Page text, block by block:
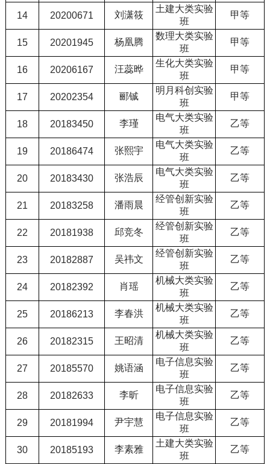
14 20200671 刘潇筱
土建大类实验
班
甲等
15 20201945 杨凰腾
数理大类实验
班
甲等
16 20206167 汪蕊晔
生化大类实验
班
甲等
17 20202354 郦铖
明月科创实验
班
甲等
18 20183450 李瑾
电气大类实验
班
乙等
19 20186474 张熙宇
电气大类实验
班
乙等
20 20183430 张浩辰
电气大类实验
班
乙等
21 20183258 潘雨晨
经管创新实验
班
乙等
22 20181938 邱竞冬
经管创新实验
班
乙等
23 20182887 吴祎文
经管创新实验
班
乙等
24 20182392 肖瑶
机械大类实验
班
乙等
25 20186213 李春洪
机械大类实验
班
乙等
26 20182315 王昭清
机械大类实验
班
乙等
27 20185570 姚语涵
电子信息实验
班
乙等
28 20182633 李昕
电子信息实验
班
乙等
29 20181994 尹宇慧
电子信息实验
班
乙等
30 20185193 李素雅
土建大类实验
班
乙等